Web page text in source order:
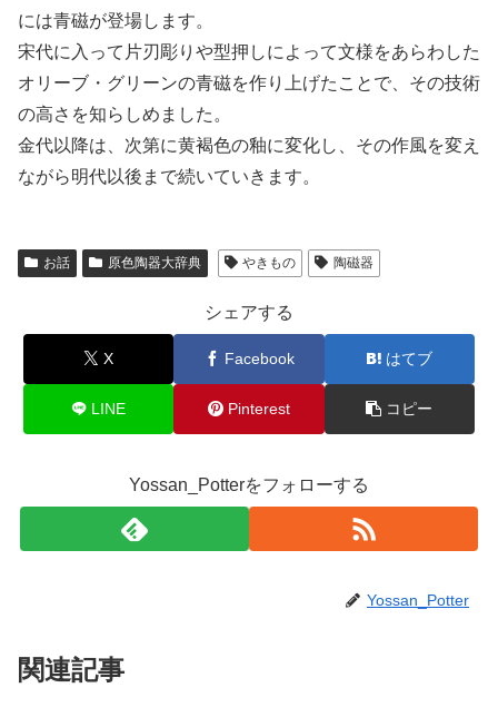
には青磁が登場します。
宋代に入って片刃彫りや型押しによって文様をあらわした
オリーブ・グリーンの青磁を作り上げたことで、その技術
の高さを知らしめました。
金代以降は、次第に黄褐色の釉に変化し、その作風を変え
ながら明代以後まで続いていきます。
お話 原色陶器大辞典 やきもの 陶磁器
シェアする
X Facebook はてブ
LINE Pinterest コピー
Yossan_Potterをフォローする
Yossan_Potter
関連記事